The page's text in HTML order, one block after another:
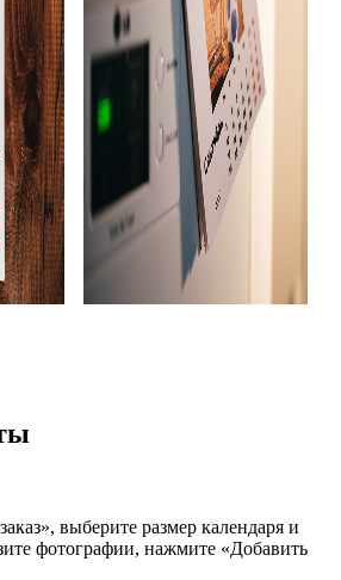
выберите размер календаря и
фотографии, нажмите «Добавить